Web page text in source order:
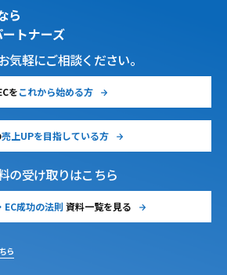
ら
トナーズ
気軽にご相談ください。
をこれから始める方
売上UPを目指している方
の受け取りはこちら
EC成功の法則 資料一覧を見る
ら